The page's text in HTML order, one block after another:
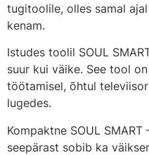
tugitoolile, olles samal
kenam.
Istudes toolil SOUL
suur kui väike. See tool
töötamisel, õhtul
lugedes.
Kompaktne SOUL
seepärast sobib ka